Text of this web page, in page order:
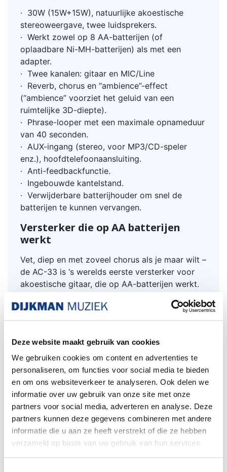
Deze website maakt gebruik van cookies
We gebruiken cookies om content en advertenties te
personaliseren, om functies voor social media te bieden
en om ons websiteverkeer te analyseren. Ook delen we
informatie over uw gebruik van onze site met onze
partners voor social media, adverteren en analyse. Deze
partners kunnen deze gegevens combineren met andere
informatie die u aan ze heeft verstrekt of die ze hebben
verzameld op basis van uw gebruik van hun services.
· 30W (15W+15W), natuurlijke akoestische
stereoweergave, twee luidsprekers.
· Werkt zowel op 8 AA-batterijen (of
oplaadbare Ni-MH-batterijen) als met een
adapter.
· Twee kanalen: gitaar en MIC/Line
· Reverb, chorus en “ambience”-effect
(“ambience” voorziet het geluid van een
ruimtelijke 3D-diepte).
· Phrase-looper met een maximale opnameduur
van 40 seconden.
· AUX-ingang (stereo, voor MP3/CD-speler
enz.), hoofdtelefoonaansluiting.
· Anti-feedbackfunctie.
· Ingebouwde kantelstand.
· Verwijderbare batterijhouder om snel de
batterijen te kunnen vervangen.
Versterker die op AA batterijen
werkt
Vet, diep en met zoveel chorus als je maar wilt –
de AC-33 is ‘s werelds eerste versterker voor
akoestische gitaar, die op AA-batterijen werkt.
toepassingen bedoeld is. Maar krachtig is hij
ook – en stereo. En voorzien van een gitaar- en
effecten, antifeedback en een phrase-looper. Je
kunt hem gewoon overal gebruiken. Dankzij de
batterijvoeding van de AC-33 kun je je muziek
overal ten gehore brengen; op straat, in het bos
etc.
Twee kanalen
De AC-33 heeft twee kanalen: gitaar en
MIC/Line. Sluit je akoestische gitaar en je
microfoon (of een instrument met lijnniveau)